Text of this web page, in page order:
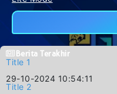
Berita Terakhir
Title 1
29-10-2024 10:54:11
Title 2